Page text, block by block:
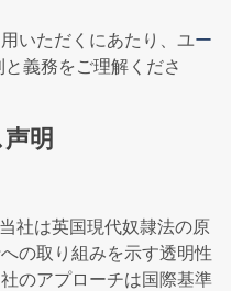
いただくにあたり、ユー
義務をご理解くださ
明
社は英国現代奴隷法の原
の取り組みを示す透明性
のアプローチは国際基準